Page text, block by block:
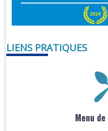
LIENS PRATIQUES
Menu